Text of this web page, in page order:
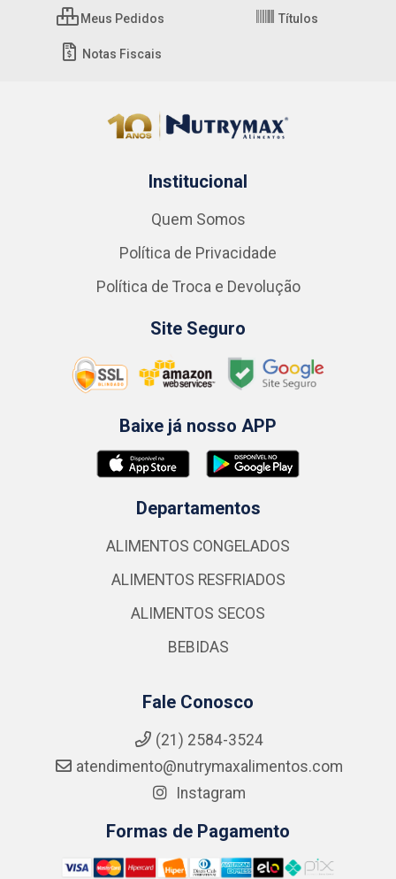
Meus Pedidos Títulos
Notas Fiscais
Institucional
Quem Somos
Política de Privacidade
Política de Troca e Devolução
Site Seguro
Baixe já nosso APP
Departamentos
ALIMENTOS CONGELADOS
ALIMENTOS RESFRIADOS
ALIMENTOS SECOS
BEBIDAS
Fale Conosco
(21) 2584-3524
atendimento@nutrymaxalimentos.com
Instagram
Formas de Pagamento